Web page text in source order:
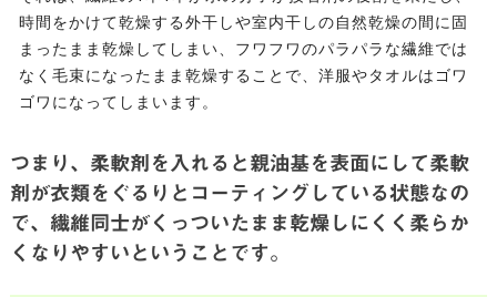
時間をかけて乾燥する外干しや室内干しの自然乾燥の間に固
まったまま乾燥してしまい、フワフワのパラパラな繊維では
なく毛束になったまま乾燥することで、洋服やタオルはゴワ
ゴワになってしまいます。
つまり、柔軟剤を入れると親油基を表面にして柔軟
剤が衣類をぐるりとコーティングしている状態なの
で、繊維同士がくっついたまま乾燥しにくく柔らか
くなりやすいということです。